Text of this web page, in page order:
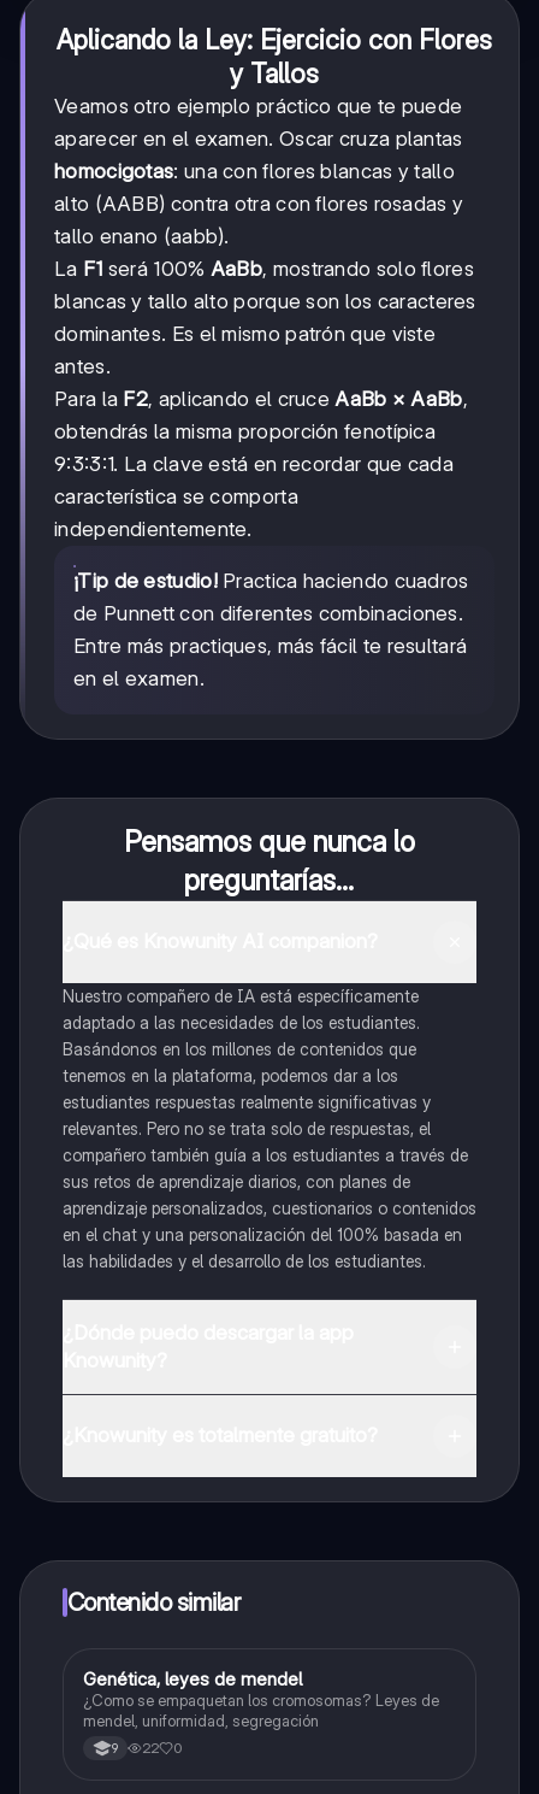
Aplicando la Ley: Ejercicio con Flores
y Tallos
Veamos otro ejemplo práctico que te puede
aparecer en el examen. Oscar cruza plantas
homocigotas: una con flores blancas y tallo
alto (AABB) contra otra con flores rosadas y
tallo enano (aabb).
La F1 será 100% AaBb, mostrando solo flores
blancas y tallo alto porque son los caracteres
dominantes. Es el mismo patrón que viste
antes.
Para la F2, aplicando el cruce AaBb × AaBb,
obtendrás la misma proporción fenotípica
9:3:3:1. La clave está en recordar que cada
característica se comporta
independientemente.
¡Tip de estudio!Practica haciendo cuadros
de Punnett con diferentes combinaciones.
Entre más practiques, más fácil te resultará
en el examen.
Pensamos que nunca lo
preguntarías...
Nuestro compañero de IA está específicamente
adaptado a las necesidades de los estudiantes.
Basándonos en los millones de contenidos que
tenemos en la plataforma, podemos dar a los
estudiantes respuestas realmente significativas y
relevantes. Pero no se trata solo de respuestas, el
compañero también guía a los estudiantes a través de
sus retos de aprendizaje diarios, con planes de
aprendizaje personalizados, cuestionarios o contenidos
en el chat y una personalización del 100% basada en
las habilidades y el desarrollo de los estudiantes.
a determinadas funciones.
Contenido similar
Biologia
Genética, leyes de mendel
¿Como se empaquetan los cromosomas? Leyes de
mendel, uniformidad, segregación
9 22 0